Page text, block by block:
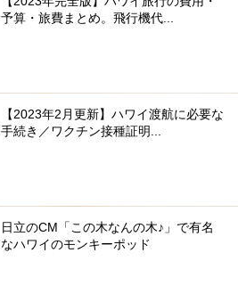
予算・旅費まとめ。飛行機代...
【2023年2月更新】ハワイ渡航に必要な
手続き／ワクチン接種証明...
日立のCM「この木なんの木♪」で有名
なハワイのモンキーポッド